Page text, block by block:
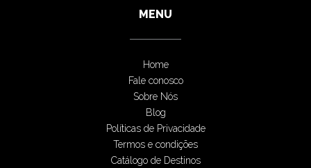
MENU
Home
Fale conosco
Sobre Nós
Blog
Políticas de Privacidade
Termos e condições
Catálogo de Destinos